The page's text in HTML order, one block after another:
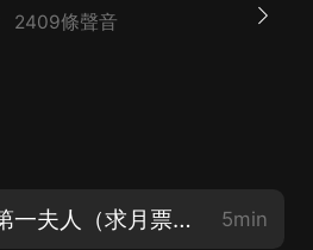
2409條聲音
毛澤東與江青01 第一夫人（求月票！求好評！求訂閱！） 5min